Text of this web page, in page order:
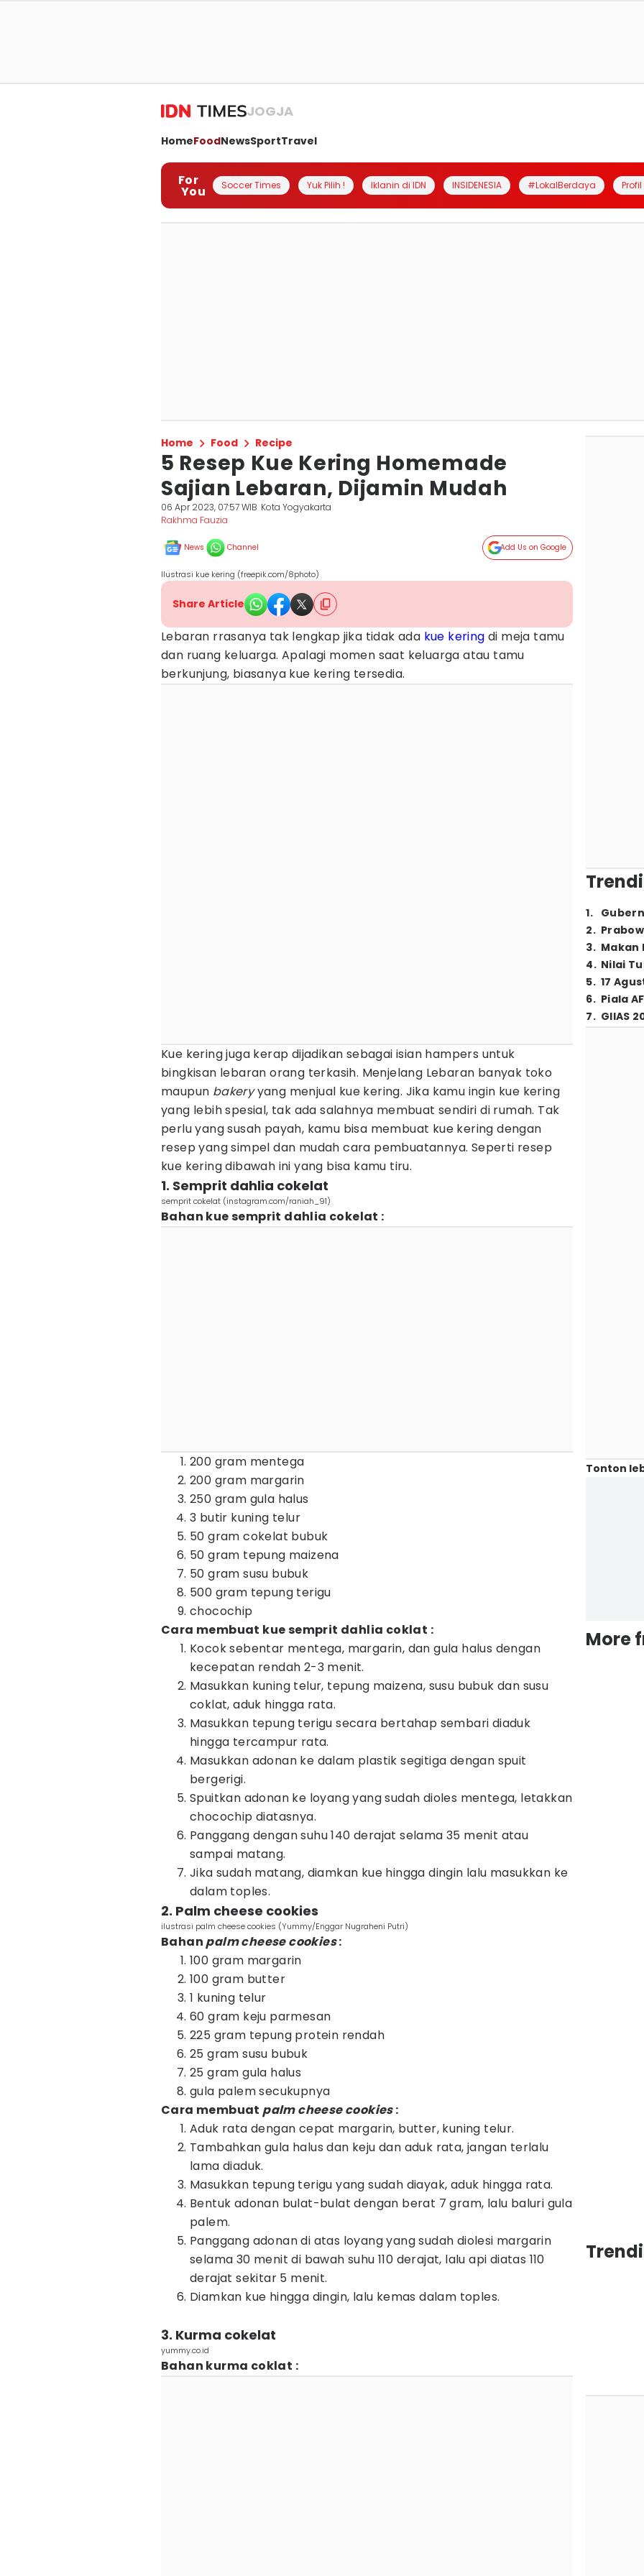
JOGJA
HomeFoodNewsSportTravel
For
You Soccer Times Yuk Pilih ! Iklanin di IDN INSIDENESIA #LokalBerdaya
Home Food Recipe
5 Resep Kue Kering Homemade
Sajian Lebaran, Dijamin Mudah
06 Apr 2023, 07:57 WIB Kota Yogyakarta
Rakhma Fauzia
News Channel Add Us on Google
Ilustrasi kue kering (freepik.com/8photo)
Share Article
Lebaran rrasanya tak lengkap jika tidak ada kue kering di meja tamu
dan ruang keluarga. Apalagi momen saat keluarga atau tamu
berkunjung, biasanya kue kering tersedia.
Kue kering juga kerap dijadikan sebagai isian hampers untuk
bingkisan lebaran orang terkasih. Menjelang Lebaran banyak toko
maupun bakeryyang menjual kue kering. Jika kamu ingin kue kering
yang lebih spesial, tak ada salahnya membuat sendiri di rumah. Tak
perlu yang susah payah, kamu bisa membuat kue kering dengan
resep yang simpel dan mudah cara pembuatannya. Seperti resep
kue kering dibawah ini yang bisa kamu tiru.
1. Semprit dahlia cokelat
semprit cokelat (instagram.com/raniah_91)
Bahan kue semprit dahlia cokelat :
200 gram mentega
200 gram margarin
250 gram gula halus
3 butir kuning telur
50 gram cokelat bubuk
50 gram tepung maizena
50 gram susu bubuk
500 gram tepung terigu
chocochip
Cara membuat kue semprit dahlia coklat :
Kocok sebentar mentega, margarin, dan gula halus dengan
kecepatan rendah 2-3 menit.
Masukkan kuning telur, tepung maizena, susu bubuk dan susu
coklat, aduk hingga rata.
Masukkan tepung terigu secara bertahap sembari diaduk
hingga tercampur rata.
Masukkan adonan ke dalam plastik segitiga dengan spuit
bergerigi.
Spuitkan adonan ke loyang yang sudah dioles mentega, letakkan
chocochip diatasnya.
Panggang dengan suhu 140 derajat selama 35 menit atau
sampai matang.
Jika sudah matang, diamkan kue hingga dingin lalu masukkan ke
dalam toples.
2. Palm cheese cookies
ilustrasi palm cheese cookies (Yummy/Enggar Nugraheni Putri)
Bahanpalm cheese cookies:
100 gram margarin
100 gram butter
1 kuning telur
60 gram keju parmesan
225 gram tepung protein rendah
25 gram susu bubuk
25 gram gula halus
gula palem secukupnya
Cara membuatpalm cheese cookies:
Aduk rata dengan cepat margarin, butter, kuning telur.
Tambahkan gula halus dan keju dan aduk rata, jangan terlalu
lama diaduk.
Masukkan tepung terigu yang sudah diayak, aduk hingga rata.
Bentuk adonan bulat-bulat dengan berat 7 gram, lalu baluri gula
palem.
Panggang adonan di atas loyang yang sudah diolesi margarin
selama 30 menit di bawah suhu 110 derajat, lalu api diatas 110
derajat sekitar 5 menit.
Diamkan kue hingga dingin, lalu kemas dalam toples.
3. Kurma cokelat
yummy.co.id
Bahan kurma coklat :
1.
2.
3. Makan
4. Nilai
5. 17
6. Piala
7. GIIAS
Tonton
More